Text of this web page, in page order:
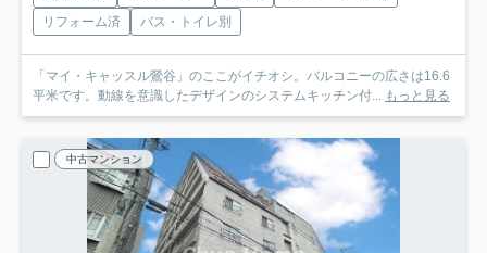
リフォーム済
バス・トイレ別
「マイ・キャッスル鶯谷」のここがイチオシ。バルコニーの広さは16.6
平米です。動線を意識したデザインのシステムキッチン付... もっと見る
中古マンション